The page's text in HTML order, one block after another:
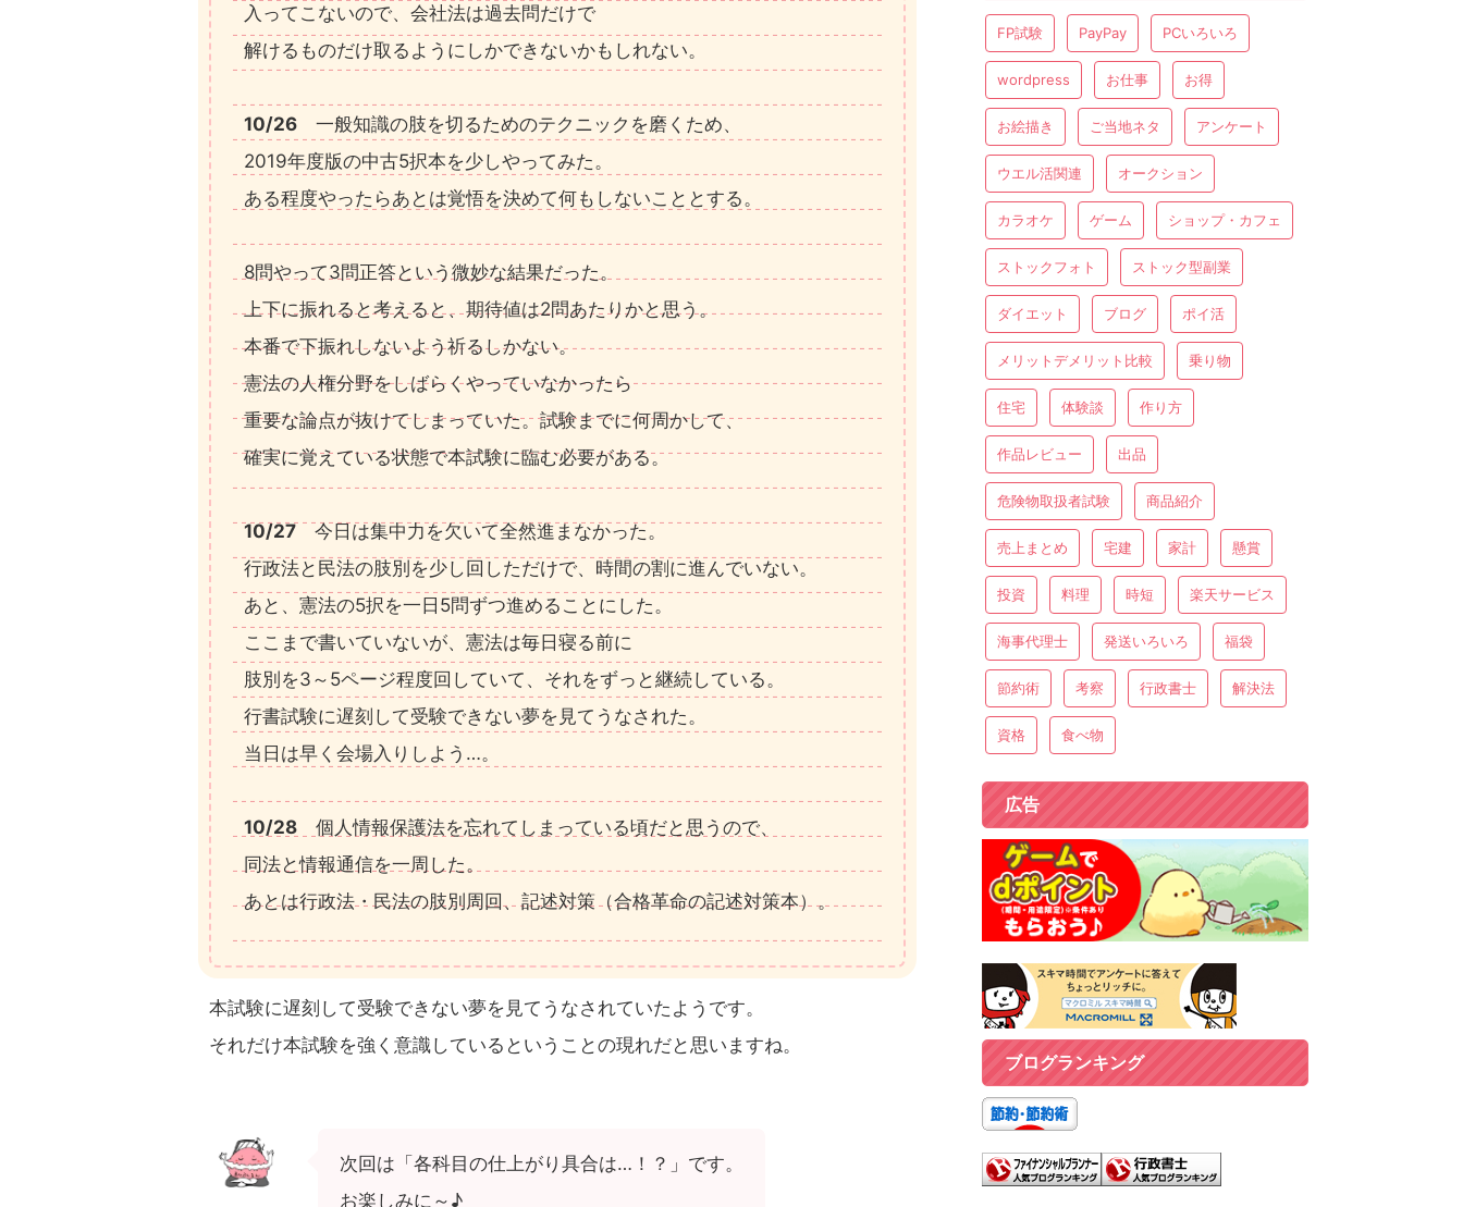
入ってこないので、会社法は過去問だけで
解けるものだけ取るようにしかできないかもしれない。
10/26 一般知識の肢を切るためのテクニックを磨くため、
2019年度版の中古5択本を少しやってみた。
ある程度やったらあとは覚悟を決めて何もしないこととする。
8問やって3問正答という微妙な結果だった。
上下に振れると考えると、期待値は2問あたりかと思う。
本番で下振れしないよう祈るしかない。
憲法の人権分野をしばらくやっていなかったら
重要な論点が抜けてしまっていた。試験までに何周かして、
確実に覚えている状態で本試験に臨む必要がある。
10/27今日は集中力を欠いて全然進まなかった。
行政法と民法の肢別を少し回しただけで、時間の割に進んでいない。
あと、憲法の5択を一日5問ずつ進めることにした。
ここまで書いていないが、憲法は毎日寝る前に
肢別を3～5ページ程度回していて、それをずっと継続している。
行書試験に遅刻して受験できない夢を見てうなされた。
当日は早く会場入りしよう…。
10/28 個人情報保護法を忘れてしまっている頃だと思うので、
同法と情報通信を一周した。
あとは行政法・民法の肢別周回、記述対策（合格革命の記述対策本）。
本試験に遅刻して受験できない夢を見てうなされていたようです。
それだけ本試験を強く意識しているということの現れだと思いますね。
次回は「各科目の仕上がり具合は…！？」です。
お楽しみに～♪
FP試験 PayPay PCいろいろ
wordpress お仕事 お得
お絵描き ご当地ネタ アンケート
ウエル活関連 オークション
カラオケ ゲーム ショップ・カフェ
ストックフォト ストック型副業
ダイエット ブログ ポイ活
メリットデメリット比較 乗り物
住宅 体験談 作り方
作品レビュー 出品
危険物取扱者試験 商品紹介
売上まとめ 宅建 家計 懸賞
投資 料理 時短 楽天サービス
海事代理士 発送いろいろ 福袋
節約術 考察 行政書士 解決法
資格 食べ物
広告
ブログランキング